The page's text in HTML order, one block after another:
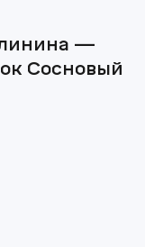
—
Сосновый